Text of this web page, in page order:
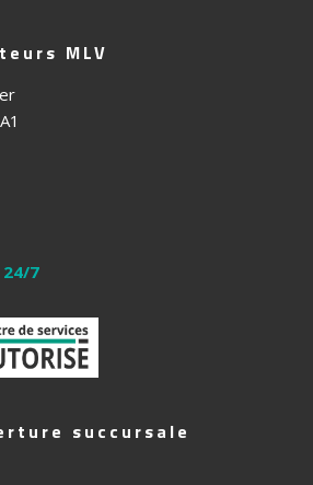
MLV
7
succursale